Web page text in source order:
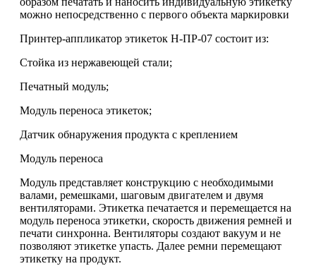
можно непосредственно с первого объекта маркировки
Принтер-аппликатор этикеток Н-ПР-07 состоит из:
Стойка из нержавеющей стали;
Печатный модуль;
Модуль переноса этикеток;
Датчик обнаружения продукта с креплением
Модуль переноса
Модуль представляет конструкцию с необходимыми
валами, ремешками, шаговым двигателем и двумя
вентиляторами. Этикетка печатается и перемещается на
модуль переноса этикетки, скорость движения ремней и
печати синхронна. Вентиляторы создают вакуум и не
позволяют этикетке упасть. Далее ремни перемещают
этикетку на продукт.